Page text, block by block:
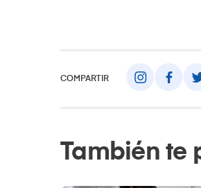
COMPARTIR
También te